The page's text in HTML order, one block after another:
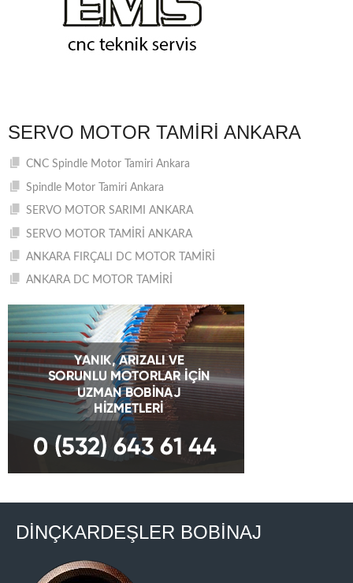
SERVO MOTOR TAMIRI ANKARA
CNC Spindle Motor Tamiri Ankara
Spindle Motor Tamiri Ankara
SERVO MOTOR SARIMI ANKARA
SERVO MOTOR TAMİRİ ANKARA
ANKARA FIRÇALI DC MOTOR TAMİRİ
ANKARA DC MOTOR TAMİRİ
DİNÇKARDEŞLER BOBİNAJ